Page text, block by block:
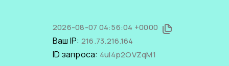
2026-08-07 04:56:04 +0000
Ваш IP: 216.73.216.164
ID запроса: 4uI4p2OVZqM1